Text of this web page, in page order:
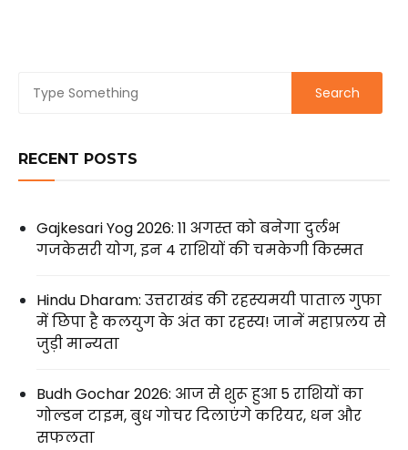
RECENT POSTS
Gajkesari Yog 2026: 11 अगस्त को बनेगा दुर्लभ
गजकेसरी योग, इन 4 राशियों की चमकेगी किस्मत
Hindu Dharam: उत्तराखंड की रहस्यमयी पाताल गुफा
में छिपा है कलयुग के अंत का रहस्य! जानें महाप्रलय से
जुड़ी मान्यता
Budh Gochar 2026: आज से शुरू हुआ 5 राशियों का
गोल्डन टाइम, बुध गोचर दिलाएंगे करियर, धन और
सफलता